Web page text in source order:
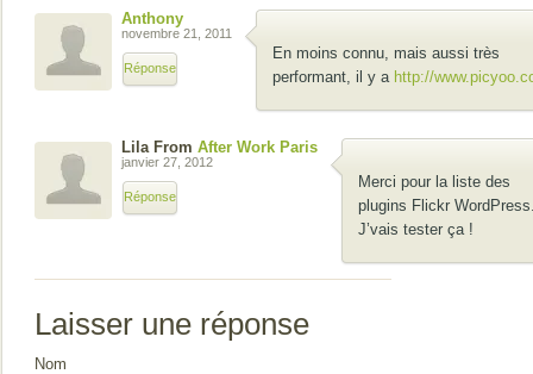
Anthony
novembre 21, 2011
Réponse
En moins connu, mais aussi très
performant, il y a http://
Lila From After Work Paris
janvier 27, 2012
Réponse
Merci pour la liste des
plugins Flickr
J’vais tester ça !
Laisser une réponse
Nom